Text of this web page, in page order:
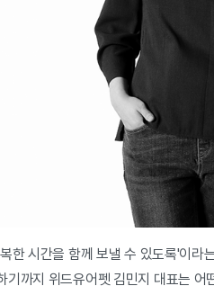
한 시간을 함께 보낼 수 있도록'이
까지 위드유어펫 김민지 대표는 어